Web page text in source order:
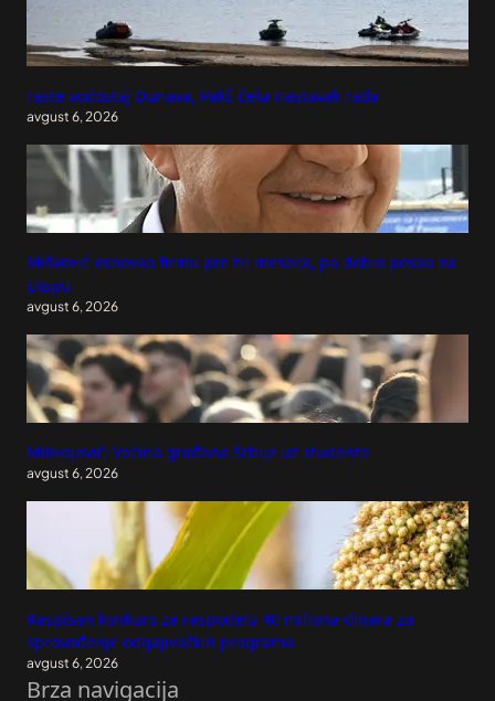
raste vodostaj Dunava, Pakš čeka nastavak rada
avgust 6, 2026
Mišković osnovao firmu pre tri meseca, pa dobio posao na
Ekspu
avgust 6, 2026
Milivojević: Većina građana Srbije uz studente
avgust 6, 2026
Raspisan konkurs za raspodelu 40 miliona dinara za
sprovođenje odgajivačkih programa
avgust 6, 2026
Brza navigacija